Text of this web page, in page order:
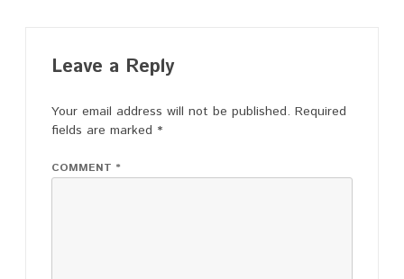
Leave a Reply
Your email address will not be published. Required
fields are marked *
COMMENT *